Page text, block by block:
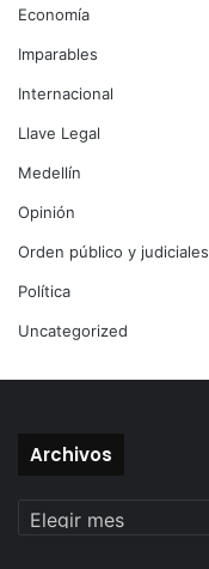
Economía
Imparables
Internacional
Llave Legal
Medellín
Opinión
Orden público y judiciales
Política
Uncategorized
Archivos